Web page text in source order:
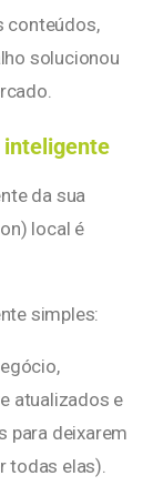
conteúdos,
solucionou
inteligente
da sua
local é
simples:
atualizados e
para deixarem
todas elas).